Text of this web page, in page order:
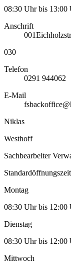
08:30 Uhr bis 13:00
Anschrift
001
030
Telefon
0291 944062
E-Mail
Niklas
Westhoff
Sachbearbeiter
Montag
08:30 Uhr bis
Dienstag
08:30 Uhr bis
Mittwoch